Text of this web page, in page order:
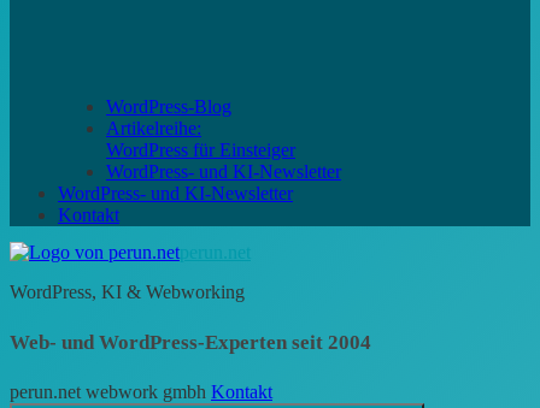
WordPress-Blog
Artikelreihe:
WordPress für Einsteiger
WordPress- und KI-Newsletter
WordPress- und KI-Newsletter
Kontakt
perun.net
WordPress, KI & Webworking
Web- und WordPress-Experten seit 2004
perun.net webwork gmbh Kontakt